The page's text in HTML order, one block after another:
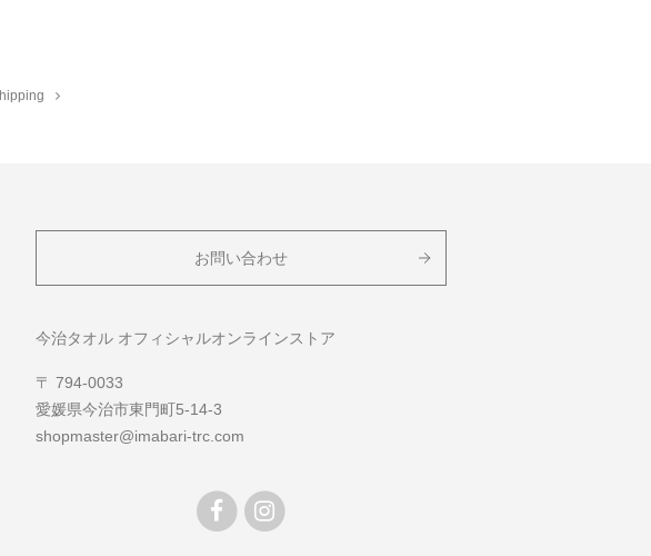
お問い合わせ
今治タオル オフィシャルオンラインストア
〒 794-0033
愛媛県今治市東門町5-14-3
shopmaster@imabari-trc.com